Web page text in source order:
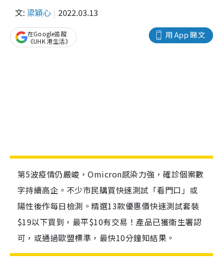
文: 梁穎心 2022.03.13
用 App 睇文
在Google追蹤
《UHK 港生活》
第5波疫情仍嚴峻，Omicron感染力強，確診個案數
字持續高企。不少市民購買快速測試「看門口」或
陽性後作每日檢測。精選13款優惠價快速測試套裝
$19以下買到，最平$10有交易！產品已獲衛生署認
可，或通過歐盟標準，最快10分鐘知結果。